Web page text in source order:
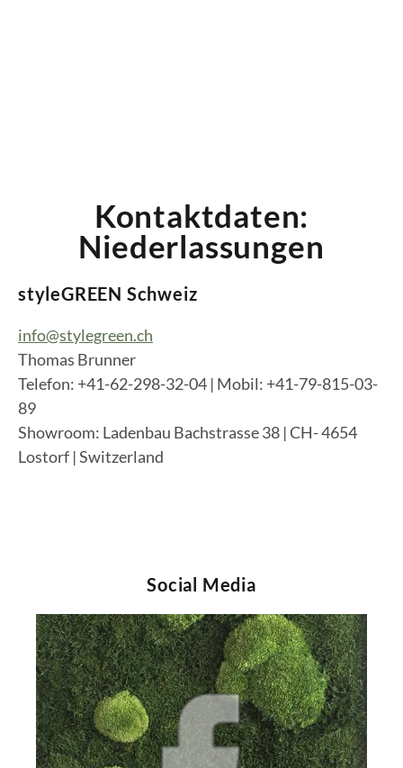
Kontaktdaten:
Niederlassungen
styleGREEN Schweiz
info@stylegreen.ch
Thomas Brunner
Telefon: +41-62-298-32-04 | Mobil: +41-79-815-03-
89
Showroom: Ladenbau Bachstrasse 38 | CH- 4654
Lostorf | Switzerland
Social Media